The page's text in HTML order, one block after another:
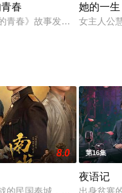
欠发达地区进行人道医疗
春
的青春》故事发生在顶尖舞
她的一生
女主人公
8.0 第16集
夜语记